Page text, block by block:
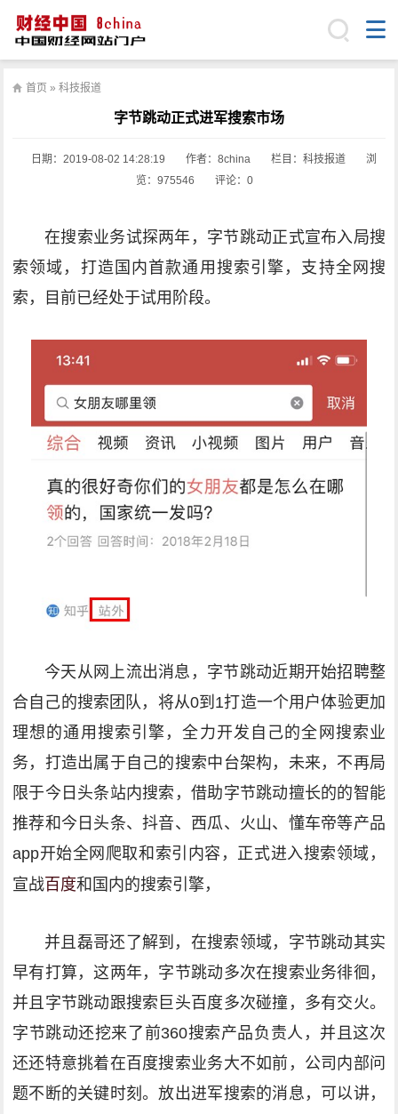
首页 » 科技报道
字节跳动正式进军搜索市场
日期： 2019-08-02 14:28:19 作者：8china 栏目： 科技报道
浏
览：975546
评论：0
在搜索业务试探两年，字节跳动正式宣布入局搜
索领域，打造国内首款通用搜索引擎，支持全网搜
索，目前已经处于试用阶段。
今天从网上流出消息，字节跳动近期开始招聘整
合自己的搜索团队，将从0到1打造一个用户体验更加
理想的通用搜索引擎，全力开发自己的全网搜索业
务，打造出属于自己的搜索中台架构，未来，不再局
限于今日头条站内搜索，借助字节跳动擅长的的智能
推荐和今日头条、抖音、西瓜、火山、懂车帝等产品
app开始全网爬取和索引内容，正式进入搜索领域，
宣战百度和国内的搜索引擎，
并且磊哥还了解到，在搜索领域，字节跳动其实
早有打算，这两年，字节跳动多次在搜索业务徘徊，
并且字节跳动跟搜索巨头百度多次碰撞，多有交火。
字节跳动还挖来了前360搜索产品负责人，并且这次
还还特意挑着在百度搜索业务大不如前，公司内部问
题不断的关键时刻。放出进军搜索的消息，可以讲，